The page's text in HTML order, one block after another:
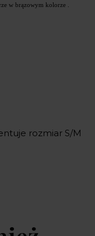
w brązowym kolorze .
rozmiar S/M